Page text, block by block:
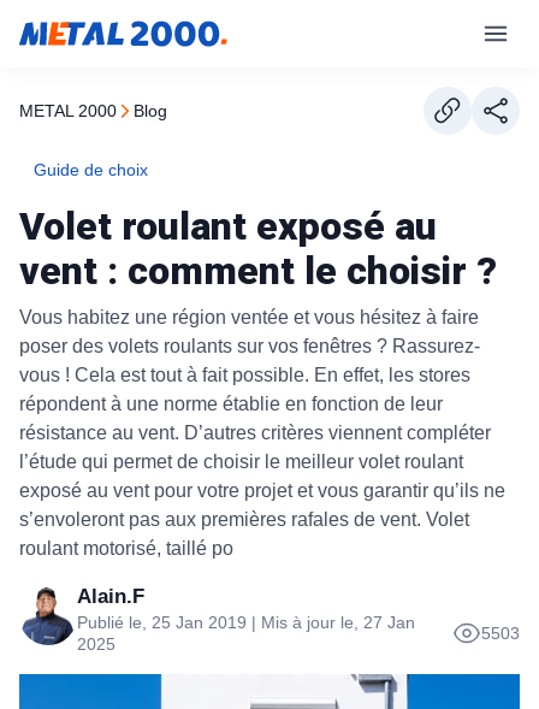
METAL 2000 blog
Guide de choix
Volet roulant exposé au
vent : comment le choisir ?
Vous habitez une région ventée et vous hésitez à faire
poser des volets roulants sur vos fenêtres ? Rassurez-
vous ! Cela est tout à fait possible. En effet, les stores
répondent à une norme établie en fonction de leur
résistance au vent. D’autres critères viennent compléter
l’étude qui permet de choisir le meilleur volet roulant
exposé au vent pour votre projet et vous garantir qu’ils ne
s’envoleront pas aux premières rafales de vent. Volet
roulant motorisé, taillé po
Alain.F
Publié le, 25 Jan 2019 | Mis à jour le, 27 Jan
2025
5503